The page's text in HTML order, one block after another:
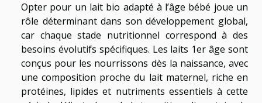
Opter pour un lait bio adapté à l’âge bébé joue un
rôle déterminant dans son développement global,
car chaque stade nutritionnel correspond à des
besoins évolutifs spécifiques. Les laits 1er âge sont
conçus pour les nourrissons dès la naissance, avec
une composition proche du lait maternel, riche en
protéines, lipides et nutriments essentiels à cette